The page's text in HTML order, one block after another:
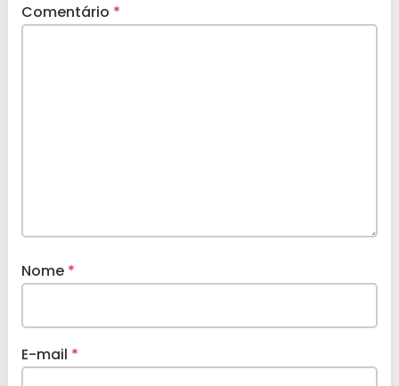
Comentário *
Nome *
E-mail *